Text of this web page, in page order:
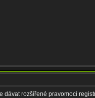
rozšířené pravomoci